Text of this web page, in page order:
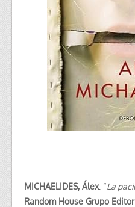
MICHAELIDES, Álex: “La
Random House Grupo